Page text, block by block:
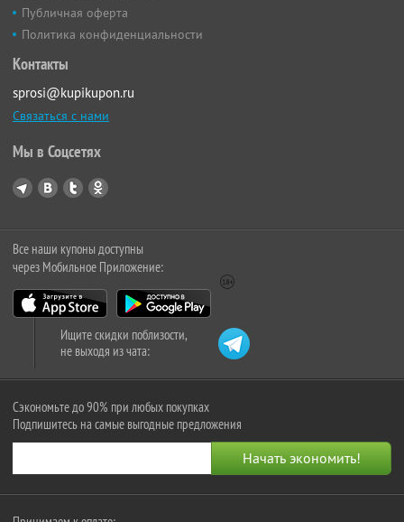
Публичная оферта
Политика конфиденциальности
Контакты
sprosi@kupikupon.ru
Связаться с нами
Мы в Соцсетях
Все наши купоны доступны
через Мобильное Приложение:
Ищите скидки поблизости,
не выходя из чата:
Сэкономьте до 90% при любых покупках
Подпишитесь на самые выгодные предложения